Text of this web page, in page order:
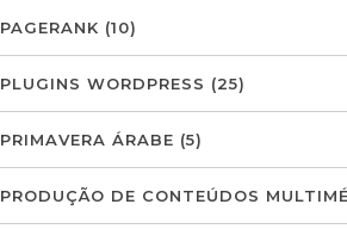
PAGERANK (10)
PLUGINS WORDPRESS (25)
PRIMAVERA ÁRABE (5)
PRODUÇÃO DE CONTEÚDOS